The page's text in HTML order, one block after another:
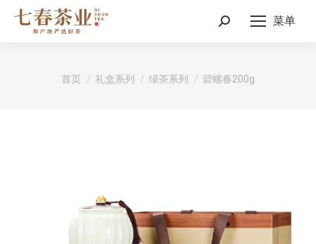
菜单
Search:
您在这里：
首页 礼盒系列 绿茶系列 碧螺春200g